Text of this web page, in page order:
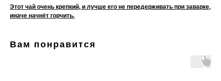
Этот чай очень крепкий, и лучше его не передерживать при заварке,
иначе начнёт горчить.
Вам понравится